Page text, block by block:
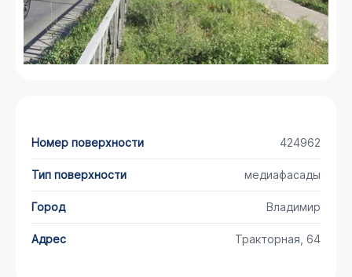
Номер поверхности 424962
Тип поверхности медиафасады
Город Владимир
Адрес Тракторная, 64